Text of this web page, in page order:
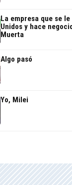
La empresa que se
Unidos y hace
Muerta
Algo pasó
Yo, Milei